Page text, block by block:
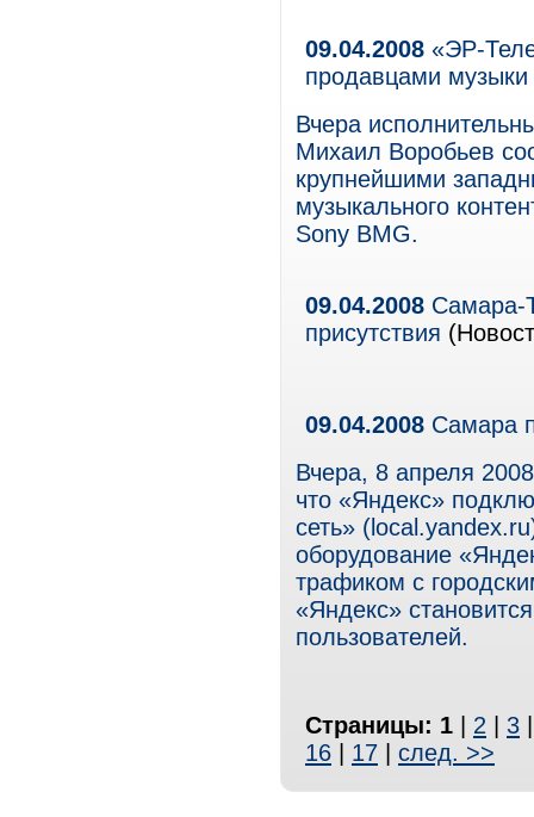
09.04.2008 «ЭР-
продавцами музыки
Вчера
Михаил Воробьев
крупнейшими
музыкального
Sony BMG.
09.04.2008 Самара-
присутствия
09.04.2008 Самара
Вчера, 8 апреля
что «Яндекс»
сеть»
оборудование
трафиком с
«Яндекс»
пользователей.
Страницы: 1 2 3
16
17 след. >>